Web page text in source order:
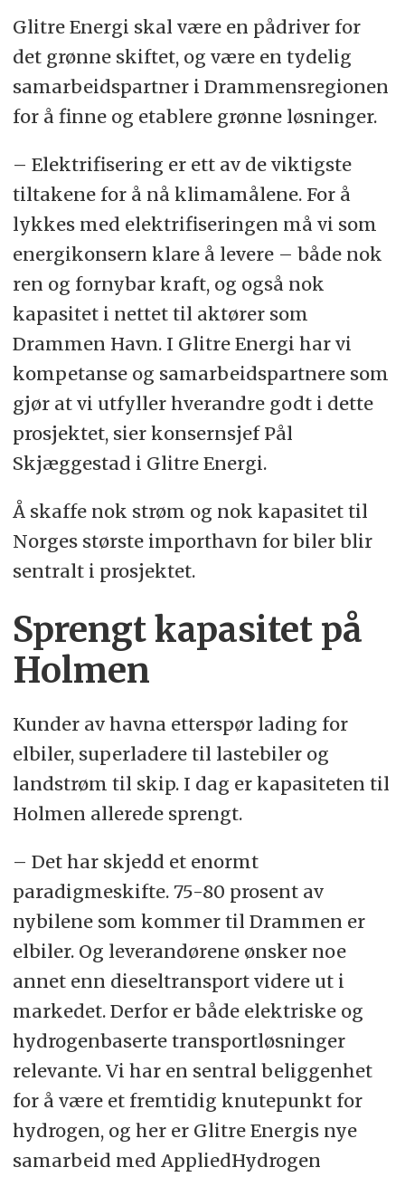
Glitre Energi skal være en pådriver for
det grønne skiftet, og være en tydelig
samarbeidspartner i Drammensregionen
for å finne og etablere grønne løsninger.
– Elektrifisering er ett av de viktigste
tiltakene for å nå klimamålene. For å
lykkes med elektrifiseringen må vi som
energikonsern klare å levere – både nok
ren og fornybar kraft, og også nok
kapasitet i nettet til aktører som
Drammen Havn. I Glitre Energi har vi
kompetanse og samarbeidspartnere som
gjør at vi utfyller hverandre godt i dette
prosjektet, sier konsernsjef Pål
Skjæggestad i Glitre Energi.
Å skaffe nok strøm og nok kapasitet til
Norges største importhavn for biler blir
sentralt i prosjektet.
Sprengt kapasitet på
Holmen
Kunder av havna etterspør lading for
elbiler, superladere til lastebiler og
landstrøm til skip. I dag er kapasiteten til
Holmen allerede sprengt.
– Det har skjedd et enormt
paradigmeskifte. 75-80 prosent av
nybilene som kommer til Drammen er
elbiler. Og leverandørene ønsker noe
annet enn dieseltransport videre ut i
markedet. Derfor er både elektriske og
hydrogenbaserte transportløsninger
relevante. Vi har en sentral beliggenhet
for å være et fremtidig knutepunkt for
hydrogen, og her er Glitre Energis nye
samarbeid med AppliedHydrogen